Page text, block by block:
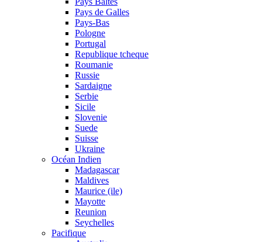
Pays de Galles
Pays-Bas
Pologne
Portugal
Republique tcheque
Roumanie
Russie
Sardaigne
Serbie
Sicile
Slovenie
Suede
Suisse
Ukraine
Océan Indien
Madagascar
Maldives
Maurice (ile)
Mayotte
Reunion
Seychelles
Pacifique